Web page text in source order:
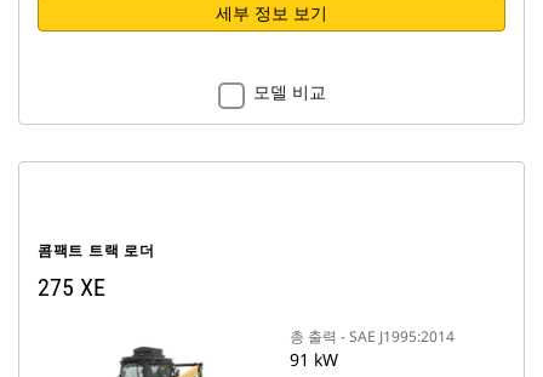
세부 정보 보기
모델 비교
콤팩트 트랙 로더
275 XE
총 출력 - SAE J1995:2014
91 kW